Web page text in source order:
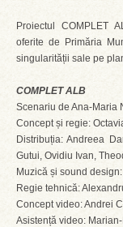
Proiectul COMPLET
oferite de Primăria
singularității sale pe
COMPLET ALB
Scenariu de Ana-Maria
Concept și regie:
Distribuția: Andreea
Gutui, Ovidiu Ivan,
Muzică și sound
Regie tehnică:
Concept video: Andrei
Asistență video: